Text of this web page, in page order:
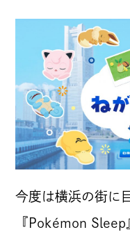
反社会的勢力
情報セキュリテ
プライバシーポ
個人情報の開示
今度は横浜の街に
『Pokémon